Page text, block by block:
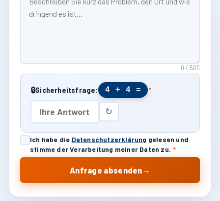
0 / 500
🔒Sicherheitsfrage: 4 + 4 = *
↻
Ich habe die Datenschutzerklärung gelesen und
stimme der Verarbeitung meiner Daten zu. *
Anfrage absenden →